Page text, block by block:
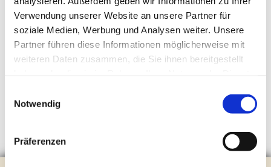
Verwendung unserer Website an unsere Partner für
soziale Medien, Werbung und Analysen weiter. Unsere
Partner führen diese Informationen möglicherweise mit
weiteren Daten zusammen, die Sie ihnen bereitgestellt
Notwendig
Präferenzen